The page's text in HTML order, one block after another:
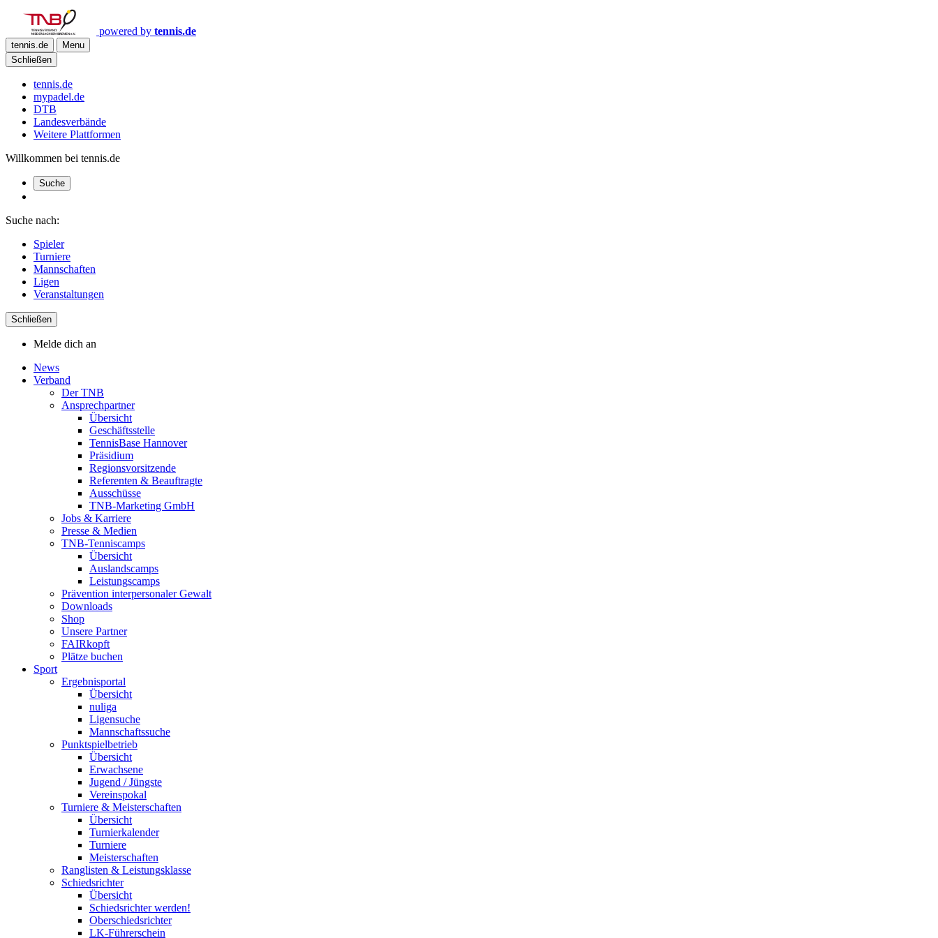
powered by tennis.de
tennis.de
Menu
Schließen
tennis.de
mypadel.de
DTB
Landesverbände
Weitere Plattformen
Willkommen bei tennis.de
Suche
Suche nach:
Spieler
Turniere
Mannschaften
Ligen
Veranstaltungen
Schließen
Melde dich an
News
Verband
Der TNB
Ansprechpartner
Übersicht
Geschäftsstelle
TennisBase Hannover
Präsidium
Regionsvorsitzende
Referenten & Beauftragte
Ausschüsse
TNB-Marketing GmbH
Jobs & Karriere
Presse & Medien
TNB-Tenniscamps
Übersicht
Auslandscamps
Leistungscamps
Prävention interpersonaler Gewalt
Downloads
Shop
Unsere Partner
FAIRkopft
Plätze buchen
Sport
Ergebnisportal
Übersicht
nuliga
Ligensuche
Mannschaftssuche
Punktspielbetrieb
Übersicht
Erwachsene
Jugend / Jüngste
Vereinspokal
Turniere & Meisterschaften
Übersicht
Turnierkalender
Turniere
Meisterschaften
Ranglisten & Leistungsklasse
Schiedsrichter
Übersicht
Schiedsrichter werden!
Oberschiedsrichter
LK-Führerschein